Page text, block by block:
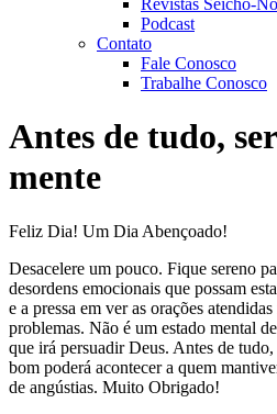
Revistas Seicho-
Podcast
Contato
Fale Conosco
Trabalhe Conosco
Antes de tudo,
mente
Feliz Dia! Um Dia Abençoado!
Desacelere um pouco. Fique sereno
desordens emocionais que possam
e a pressa em ver as orações
problemas. Não é um estado mental
que irá persuadir Deus. Antes de
bom poderá acontecer a quem
de angústias. Muito Obrigado!